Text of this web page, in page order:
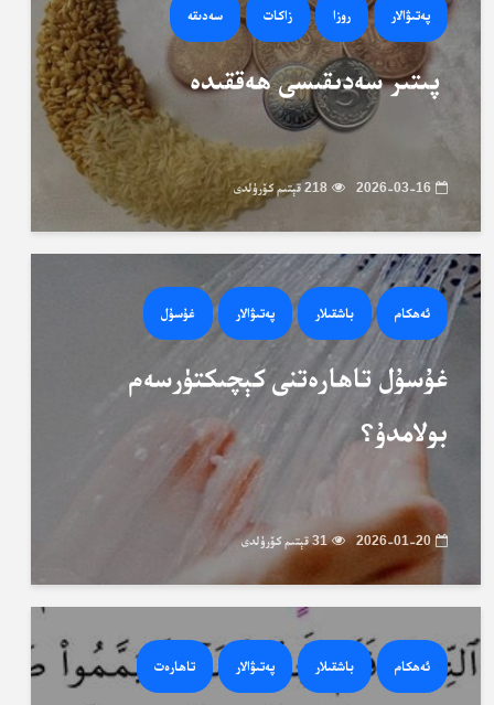
پەتىۋالار روزا زاكات سەدىقە
پىتىر سەدىقىسى ھەققىدە
2026-03-16 218 قېتىم كۆرۈلدى
ئەھكام باشقىلار پەتىۋالار غۇسۇل
غۇسۇل تاھارەتنى كېچىكتۈرسەم
بولامدۇ؟
2026-01-20 31 قېتىم كۆرۈلدى
ئەھكام باشقىلار پەتىۋالار تاھارەت